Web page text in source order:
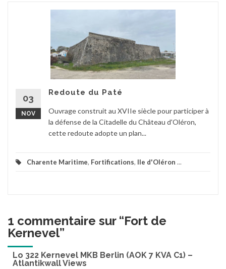
03
NOV
Redoute du Paté
Ouvrage construit au XVIIe siècle pour participer à
la défense de la Citadelle du Château d'Oléron,
cette redoute adopte un plan...
Charente Maritime, Fortifications, Ile d'Oléron ...
1 commentaire sur “Fort de
Kernevel”
Lo 322 Kernevel MKB Berlin (AOK 7 KVA C1) –
Atlantikwall Views